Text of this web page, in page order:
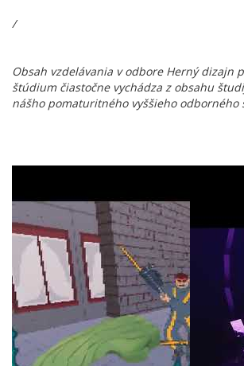
/
Obsah vzdelávania v odbore Herný dizajn
štúdium čiastočne vychádza z obsahu
nášho pomaturitného vyššieho odborného